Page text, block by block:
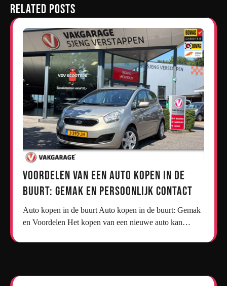
Related Posts
Voordelen van een Auto Kopen in de
Buurt: Gemak en Persoonlijk Contact
Auto kopen in de buurt Auto kopen in de buurt: Gemak
en Voordelen Het kopen van een nieuwe auto kan…